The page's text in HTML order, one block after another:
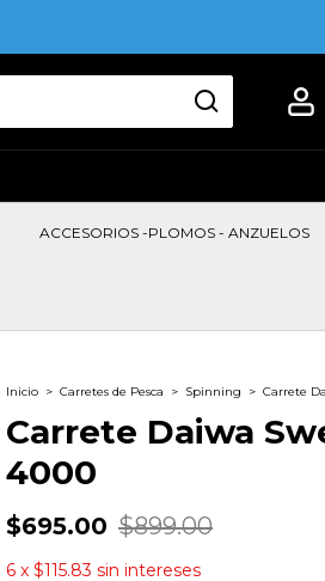
ACCESORIOS -PLOMOS - ANZUELOS
Inicio > Carretes de Pesca > Spinning > Carrete
Carrete Daiwa
4000
$695.00 $899.00
6 x $115.83 sin intereses